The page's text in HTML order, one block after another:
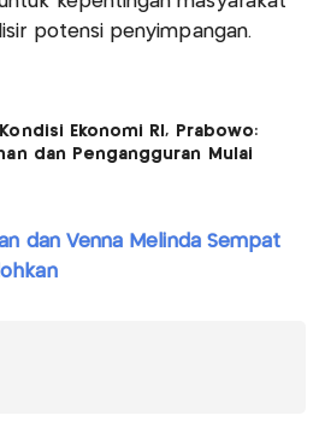
potensi penyimpangan.
Ekonomi RI, Prabowo:
dan Pengangguran Mulai
dan Venna Melinda Sempat